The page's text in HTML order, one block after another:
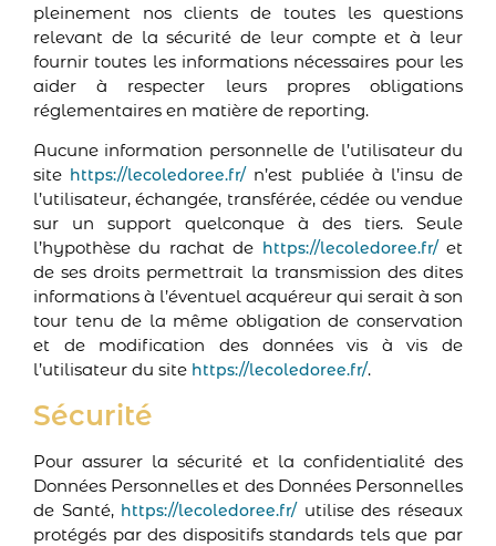
pleinement nos clients de toutes les questions
relevant de la sécurité de leur compte et à leur
fournir toutes les informations nécessaires pour les
aider à respecter leurs propres obligations
réglementaires en matière de reporting.
Aucune information personnelle de l’utilisateur du
site https://lecoledoree.fr/ n’est publiée à l’insu de
l’utilisateur, échangée, transférée, cédée ou vendue
sur un support quelconque à des tiers. Seule
l’hypothèse du rachat de https://lecoledoree.fr/et
de ses droits permettrait la transmission des dites
informations à l’éventuel acquéreur qui serait à son
tour tenu de la même obligation de conservation
et de modification des données vis à vis de
l’utilisateur du site https://lecoledoree.fr/.
Sécurité
Pour assurer la sécurité et la confidentialité des
Données Personnelles et des Données Personnelles
de Santé, https://lecoledoree.fr/utilise des réseaux
protégés par des dispositifs standards tels que par